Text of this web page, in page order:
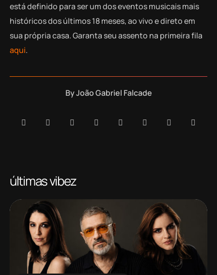
está definido para ser um dos eventos musicais mais
históricos dos últimos 18 meses, ao vivo e direto em
sua própria casa. Garanta seu assento na primeira fila
aqui.
ByJoão Gabriel Falcade
últimas vibez